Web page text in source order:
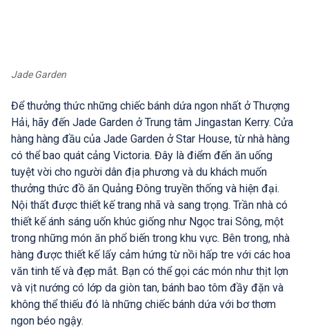
Jade Garden
Để thưởng thức những chiếc bánh dứa ngon nhất ở Thượng
Hải, hãy đến Jade Garden ở Trung tâm Jingastan Kerry. Cửa
hàng hàng đầu của Jade Garden ở Star House, từ nhà hàng
có thể bao quát cảng Victoria. Đây là điểm đến ăn uống
tuyệt vời cho người dân địa phương và du khách muốn
thưởng thức đồ ăn Quảng Đông truyền thống và hiện đại.
Nội thất được thiết kế trang nhã và sang trọng. Trần nhà có
thiết kế ánh sáng uốn khúc giống như Ngọc trai Sông, một
trong những món ăn phổ biến trong khu vực. Bên trong, nhà
hàng được thiết kế lấy cảm hứng từ nồi hấp tre với các hoa
văn tinh tế và đẹp mắt. Bạn có thể gọi các món như thịt lợn
và vịt nướng có lớp da giòn tan, bánh bao tôm đầy đặn và
không thể thiếu đó là những chiếc bánh dứa với bơ thơm
ngon béo ngậy.